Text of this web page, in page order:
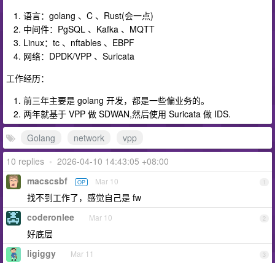
语言：golang 、C 、Rust(会一点)
中间件：PgSQL 、Kafka 、MQTT
Linux：tc 、nftables 、EBPF
网络：DPDK/VPP 、Suricata
工作经历：
前三年主要是 golang 开发，都是一些偏业务的。
两年就基于 VPP 做 SDWAN,然后使用 Suricata 做 IDS.
Golang
network
vpp
10 replies • 2026-04-10 14:43:05 +08:00
1
macscsbf OP Mar 10
找不到工作了，感觉自己是 fw
2
coderonlee Mar 10
好底层
3
ligiggy Mar 11